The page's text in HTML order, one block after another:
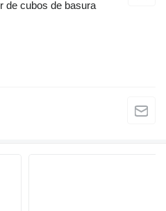
de cubos de basura